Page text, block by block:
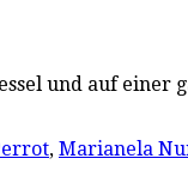
und auf einer
, Marianela